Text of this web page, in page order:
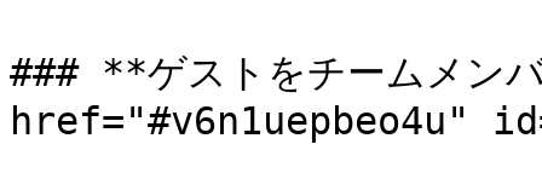
### **ゲストをチームメン
href="#v6n1uepbeo4u"